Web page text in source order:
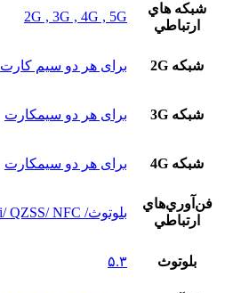
شبکه هاي
ارتباطي
2G , 3G , 4G , 5G
شبکه 2G برای هر دو سیم کارت
شبکه 3G برای هر دو سیمکارت
شبکه 4G برای هر دو سیمکارت
فن‌آوري‌هاي
ارتباطي
بلوتوث/ Wi-Fi/ QZSS/ NFC
بلوتوث ۵.۳